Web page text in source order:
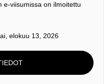
e-viisumissa on ilmoitettu
elokuu 13, 2026